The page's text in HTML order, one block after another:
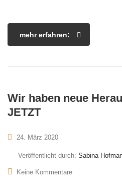
mehr erfahren:
Wir haben neue
JETZT
24. März 2020
Veröffentlicht durch: Sabina
Keine Kommentare